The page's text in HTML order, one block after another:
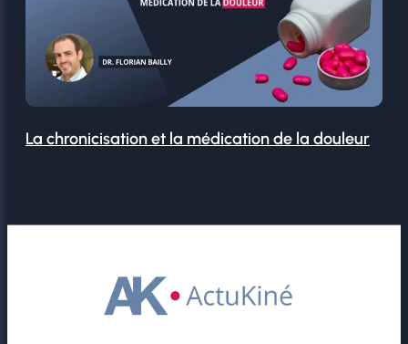
La chronicisation et la médication de la douleur